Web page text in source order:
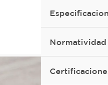
Normatividad